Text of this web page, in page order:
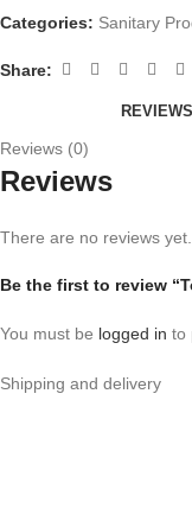
Categories: Sanitary
Share:
Reviews (0)
Reviews
There are no reviews yet.
Be the first to review
You must be logged in to
Shipping and delivery